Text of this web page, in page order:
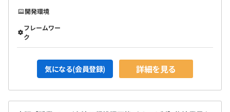
開発環境
フレームワー
ク
気になる(会員登録) 詳細を見る